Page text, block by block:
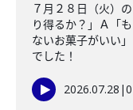
７月２８日（火）
り得るか？」Ａ「
ないお菓子がいい
でした！
2026.07.28 |